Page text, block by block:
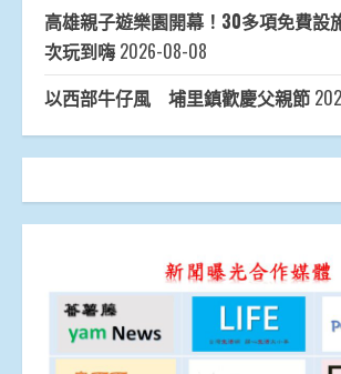
高雄親子遊樂園開幕！30多項免費設
次玩到嗨 2026-08-08
以西部牛仔風 埔里鎮歡慶父親節